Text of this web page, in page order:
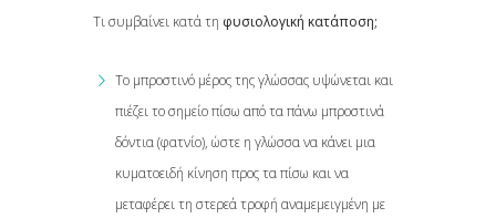
Τι συμβαίνει κατά τη φυσιολογική κατάποση;
Το μπροστινό μέρος της γλώσσας υψώνεται και
πιέζει τo σημείο πίσω από τα πάνω μπροστινά
δόντια (φατνίo), ώστε η γλώσσα να κάνει μια
κυματοειδή κίνηση προς τα πίσω και να
μεταφέρει τη στερεά τροφή αναμεμειγμένη με